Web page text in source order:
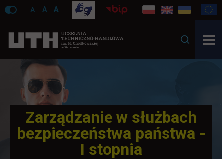
A A A
Zarządzanie w służbach
bezpieczeństwa państwa -
I stopnia